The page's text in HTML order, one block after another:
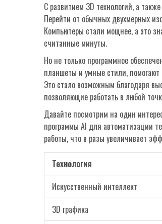
С развитием 3D технологий, а
Перейти от обычных двухмерных
Компьютеры стали мощнее, а это
считанные минуты.
Но не только программное
планшеты и умные стили,
Это стало возможным благодаря
позволяющие работать в любой
Давайте посмотрим на один
программы AI для автоматизации
работы, что в разы увеличивает
Технология
Искусственный интеллект
3D графика